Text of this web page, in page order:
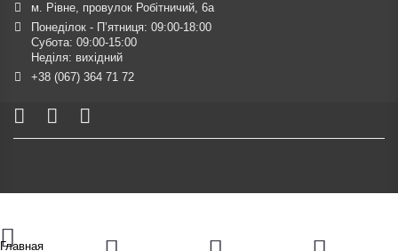
м. Рівне, провулок Робітничий, 6а
Понеділок - П’ятниця: 09:00-18:00
Субота: 09:00-15:00
Неділя: вихідний
+38 (067) 364 71 72
Главная